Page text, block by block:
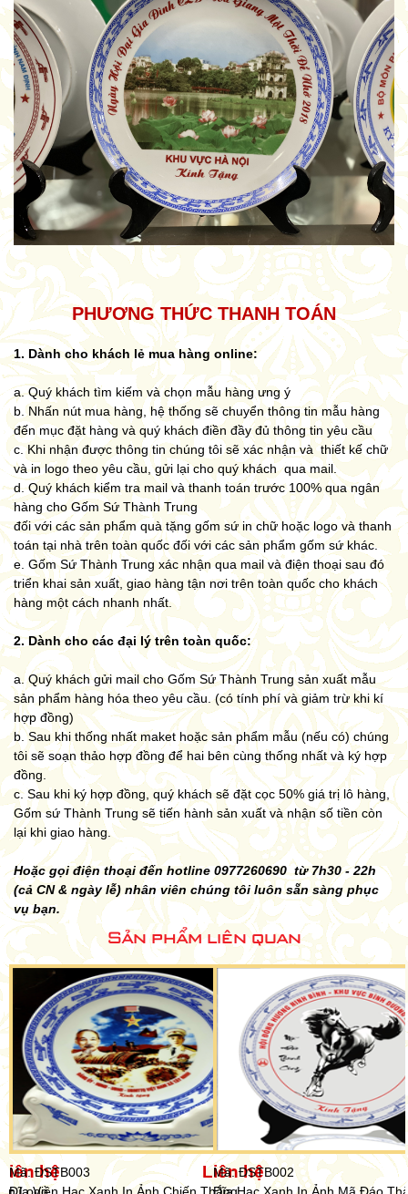
PHƯƠNG THỨC THANH TOÁN
1. Dành cho khách lẻ mua hàng online:
a. Quý khách tìm kiếm và chọn mẫu hàng ưng ý
b. Nhấn nút mua hàng, hệ thống sẽ chuyển thông tin mẫu hàng
đến mục đặt hàng và quý khách điền đầy đủ thông tin yêu cầu
c. Khi nhận được thông tin chúng tôi sẽ xác nhận và thiết kế chữ
và in logo theo yêu cầu, gửi lại cho quý khách qua mail.
d. Quý khách kiểm tra mail và thanh toán trước 100% qua ngân
hàng cho Gốm Sứ Thành Trung
đối với các sản phẩm quà tặng gốm sứ in chữ hoặc logo và thanh
toán tại nhà trên toàn quốc đối với các sản phẩm gốm sứ khác.
e. Gốm Sứ Thành Trung xác nhận qua mail và điện thoại sau đó
triển khai sản xuất, giao hàng tận nơi trên toàn quốc cho khách
hàng một cách nhanh nhất.
2. Dành cho các đại lý trên toàn quốc:
a. Quý khách gửi mail cho Gốm Sứ Thành Trung sản xuất mẫu
sản phẩm hàng hóa theo yêu cầu. (có tính phí và giảm trừ khi kí
hợp đồng)
b. Sau khi thống nhất maket hoặc sản phẩm mẫu (nếu có) chúng
tôi sẽ soạn thảo hợp đồng để hai bên cùng thống nhất và ký hợp
đồng.
c. Sau khi ký hợp đồng, quý khách sẽ đặt cọc 50% giá trị lô hàng,
Gốm sứ Thành Trung sẽ tiến hành sản xuất và nhận số tiền còn
lại khi giao hàng.
Hoặc gọi điện thoại đến hotline 0977260690 từ 7h30 - 22h
(cả CN & ngày lễ) nhân viên chúng tôi luôn sẵn sàng phục
vụ bạn.
Sản phẩm liên quan
Liên hệ
Chiến Thắng
Mã: ĐSTB002 Liên hệ
Đĩa Hạc Xanh In Ảnh Mã Đáo Thành Công
Mã: ĐSTB009
Đĩa Sứ Đại Hội Đảng